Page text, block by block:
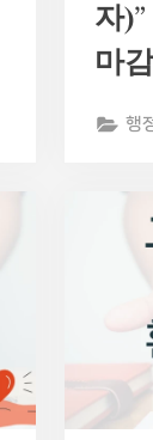
자
마
행